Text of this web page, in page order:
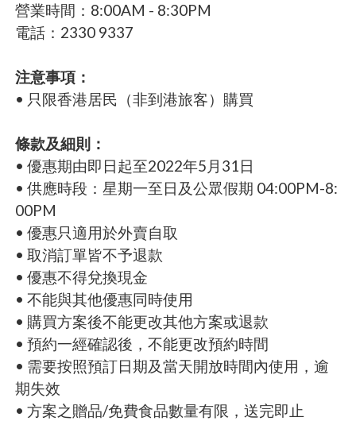
營業時間：8:00AM - 8:30PM
電話：2330 9337
注意事項：
• 只限香港居民（非到港旅客）購買
條款及細則：
• 優惠期由即日起至2022年5月31日
• 供應時段：星期一至日及公眾假期 04:00PM-8:
00PM
• 優惠只適用於外賣自取
• 取消訂單皆不予退款
• 優惠不得兌換現金
• 不能與其他優惠同時使用
• 購買方案後不能更改其他方案或退款
• 預約一經確認後，不能更改預約時間
• 需要按照預訂日期及當天開放時間內使用，逾
期失效
• 方案之贈品/免費食品數量有限，送完即止